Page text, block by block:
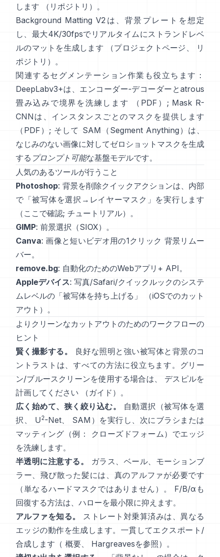
します
（ リポジトリ ）。
Background Matting V2 は、背景プレートを想定
し、最大4K/30fpsでリアルタイムにストランドレベ
ルのマットを生成します
（プロジェクトページ 、
リ
ポジトリ ）。
関連するセグメンテーション作業も役立ちます：
DeepLabv3+は、エンコーダー-デコーダーとatrous
畳み込みで境界を洗練します
（ PDF ）; Mask R-
CNN は、インスタンスごとのマスクを提供します
（ PDF ）; そして SAM（Segment Anything） は、
なじみのない画像に対してゼロショットマスクを生成
する プロンプト可能な基盤モデルです。
人気のあるツールが行うこと
Photoshop:背景を削除クイックアクションは、内部
で「被写体を選択→レイヤーマスク」を実行します
（ ここで確認; チュートリアル）。
GIMP: 前景選択 （SIOX）。
Canva: 画像と短いビデオ用の1クリック 背景リムー
バー。
remove.bg: 自動化のためのWebアプリ+ API。
Appleデバイス: 写真/Safari/クイックルックのシステ
ムレベルの「被写体を持ち上げる 」 （iOSでのカット
アウト ）。
よりクリーンなカットアウトのためのワークフローの
ヒント
賢く撮影する。
良好な照明と強い被写体と背景のコ
ントラストは、すべての方法に役立ちます。グリー
ン/ブルースクリーンを使用する場合は、
デスピルを
計画してください
（ ガイド ）。
広く始めて、狭く絞り込む。
自動選択（被写体を選
択、
U 2-Net、 SAM ）を実行し、次にブラシまたは
マッティング（例：
クローズドフォーム）でエッジ
を洗練します。
半透明に注意する。
ガラス、ベール、モーションブ
ラー、飛び散った髪には、真のアルファが必要です
（単なるハードマスクではありません）。
F/B/α も
回復する方法は、ハローを最小限に抑えます。
アルファを知る。
ストレート対乗算済みは、異なる
エッジの動作を生成します。一貫してエクスポート/
合成します（ 概要、 Hargreavesを参照）。